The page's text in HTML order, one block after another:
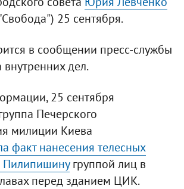
25 сентября.
в сообщении пресс-службы
дел.
25 сентября
Печерского
милиции Киева
факт нанесения телесных
группой лиц в
перед зданием ЦИК.